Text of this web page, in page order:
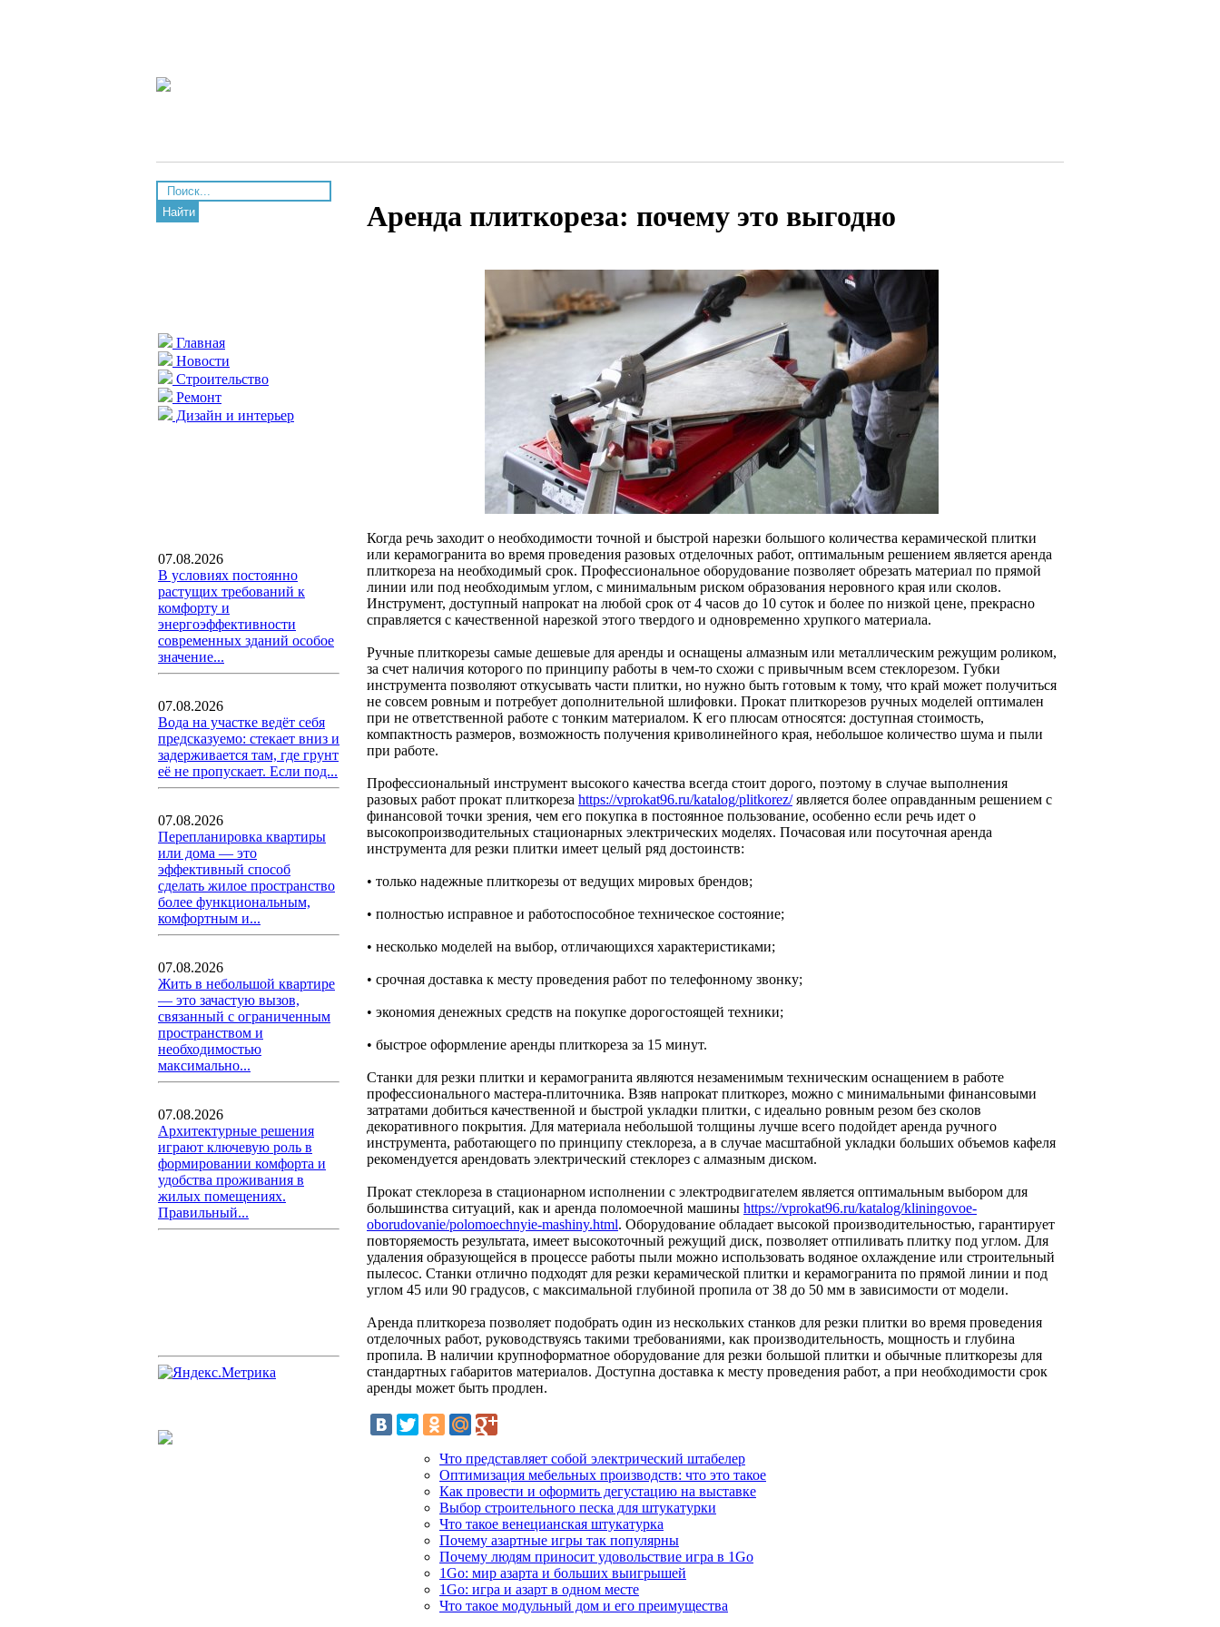
Найти
Главная
Новости
Строительство
Ремонт
Дизайн и интерьер
07.08.2026
В условиях постоянно
растущих требований к
комфорту и
энергоэффективности
современных зданий особое
значение...
07.08.2026
Вода на участке ведёт себя
предсказуемо: стекает вниз и
задерживается там, где грунт
её не пропускает. Если под...
07.08.2026
Перепланировка квартиры
или дома — это
эффективный способ
сделать жилое пространство
более функциональным,
комфортным и...
07.08.2026
Жить в небольшой квартире
— это зачастую вызов,
связанный с ограниченным
пространством и
необходимостью
максимально...
07.08.2026
Архитектурные решения
играют ключевую роль в
формировании комфорта и
удобства проживания в
жилых помещениях.
Правильный...
Аренда плиткореза: почему это выгодно
Когда речь заходит о необходимости точной и быстрой нарезки большого количества керамической плитки
или керамогранита во время проведения разовых отделочных работ, оптимальным решением является аренда
плиткореза на необходимый срок. Профессиональное оборудование позволяет обрезать материал по прямой
линии или под необходимым углом, с минимальным риском образования неровного края или сколов.
Инструмент, доступный напрокат на любой срок от 4 часов до 10 суток и более по низкой цене, прекрасно
справляется с качественной нарезкой этого твердого и одновременно хрупкого материала.
Ручные плиткорезы самые дешевые для аренды и оснащены алмазным или металлическим режущим роликом,
за счет наличия которого по принципу работы в чем-то схожи с привычным всем стеклорезом. Губки
инструмента позволяют откусывать части плитки, но нужно быть готовым к тому, что край может получиться
не совсем ровным и потребует дополнительной шлифовки. Прокат плиткорезов ручных моделей оптимален
при не ответственной работе с тонким материалом. К его плюсам относятся: доступная стоимость,
компактность размеров, возможность получения криволинейного края, небольшое количество шума и пыли
при работе.
Профессиональный инструмент высокого качества всегда стоит дорого, поэтому в случае выполнения
разовых работ прокат плиткореза https://vprokat96.ru/katalog/plitkorez/является более оправданным решением с
финансовой точки зрения, чем его покупка в постоянное пользование, особенно если речь идет о
высокопроизводительных стационарных электрических моделях. Почасовая или посуточная аренда
инструмента для резки плитки имеет целый ряд достоинств:
• только надежные плиткорезы от ведущих мировых брендов;
• полностью исправное и работоспособное техническое состояние;
• несколько моделей на выбор, отличающихся характеристиками;
• срочная доставка к месту проведения работ по телефонному звонку;
• экономия денежных средств на покупке дорогостоящей техники;
• быстрое оформление аренды плиткореза за 15 минут.
Станки для резки плитки и керамогранита являются незаменимым техническим оснащением в работе
профессионального мастера-плиточника. Взяв напрокат плиткорез, можно с минимальными финансовыми
затратами добиться качественной и быстрой укладки плитки, с идеально ровным резом без сколов
декоративного покрытия. Для материала небольшой толщины лучше всего подойдет аренда ручного
инструмента, работающего по принципу стеклореза, а в случае масштабной укладки больших объемов кафеля
рекомендуется арендовать электрический стеклорез с алмазным диском.
Прокат стеклореза в стационарном исполнении с электродвигателем является оптимальным выбором для
большинства ситуаций, как и аренда поломоечной машины https://vprokat96.ru/katalog/kliningovoe-
oborudovanie/polomoechnyie-mashiny.html. Оборудование обладает высокой производительностью, гарантирует
повторяемость результата, имеет высокоточный режущий диск, позволяет отпиливать плитку под углом. Для
удаления образующейся в процессе работы пыли можно использовать водяное охлаждение или строительный
пылесос. Станки отлично подходят для резки керамической плитки и керамогранита по прямой линии и под
углом 45 или 90 градусов, с максимальной глубиной пропила от 38 до 50 мм в зависимости от модели.
Аренда плиткореза позволяет подобрать один из нескольких станков для резки плитки во время проведения
отделочных работ, руководствуясь такими требованиями, как производительность, мощность и глубина
пропила. В наличии крупноформатное оборудование для резки большой плитки и обычные плиткорезы для
стандартных габаритов материалов. Доступна доставка к месту проведения работ, а при необходимости срок
аренды может быть продлен.
Что представляет собой электрический штабелер
Оптимизация мебельных производств: что это такое
Как провести и оформить дегустацию на выставке
Выбор строительного песка для штукатурки
Что такое венецианская штукатурка
Почему азартные игры так популярны
Почему людям приносит удовольствие игра в 1Go
1Go: мир азарта и больших выигрышей
1Go: игра и азарт в одном месте
Что такое модульный дом и его преимущества